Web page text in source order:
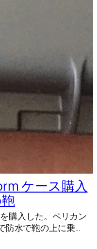
ケース購入
購入した。ペリカン
防水で鞄の上に乗…